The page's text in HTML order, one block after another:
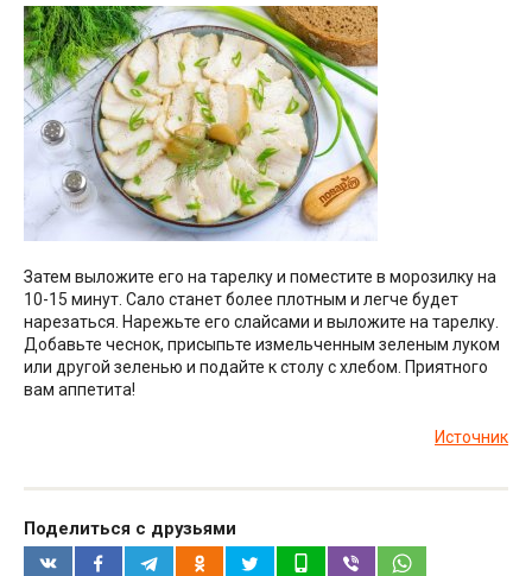
Затем выложите его на тарелку и поместите в морозилку на
10-15 минут. Сало станет более плотным и легче будет
нарезаться. Нарежьте его слайсами и выложите на тарелку.
Добавьте чеснок, присыпьте измельченным зеленым луком
или другой зеленью и подайте к столу с хлебом. Приятного
вам аппетита!
Источник
Поделиться с друзьями